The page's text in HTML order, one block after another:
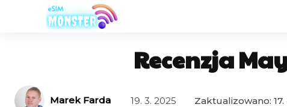
Recenzja
Marek Farda 19. 3. 2025 Zaktualizowano: